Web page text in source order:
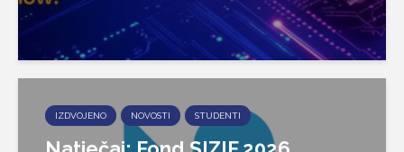
IZDVOJENO NOVOSTI STUDENTI